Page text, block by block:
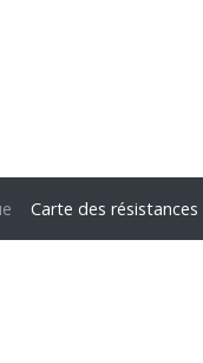
Carte des résistances